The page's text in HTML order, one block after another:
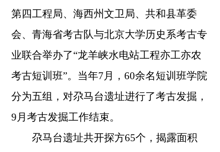
第四工程局、海西州文卫局、共和县革委
会、青海省考古队与北京大学历史系考古专
业联合举办了“龙羊峡水电站工程亦工亦农
考古短训班”。当年7月，60余名短训班学院
分为五组，对尕马台遗址进行了考古发掘，
9月考古发掘工作结束。
尕马台遗址共开探方65个，揭露面积